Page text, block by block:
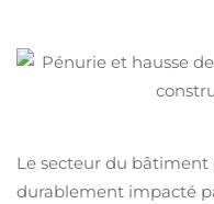
Le secteur du bâtiment
durablement impacté